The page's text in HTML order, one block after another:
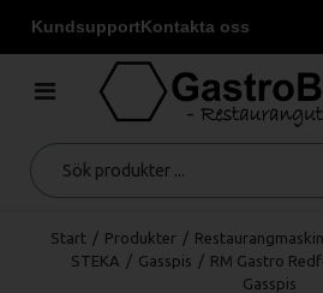
KundsupportKontakta oss
Start / Produkter /
STEKA / Gasspis / RM Gastro
Gasspis